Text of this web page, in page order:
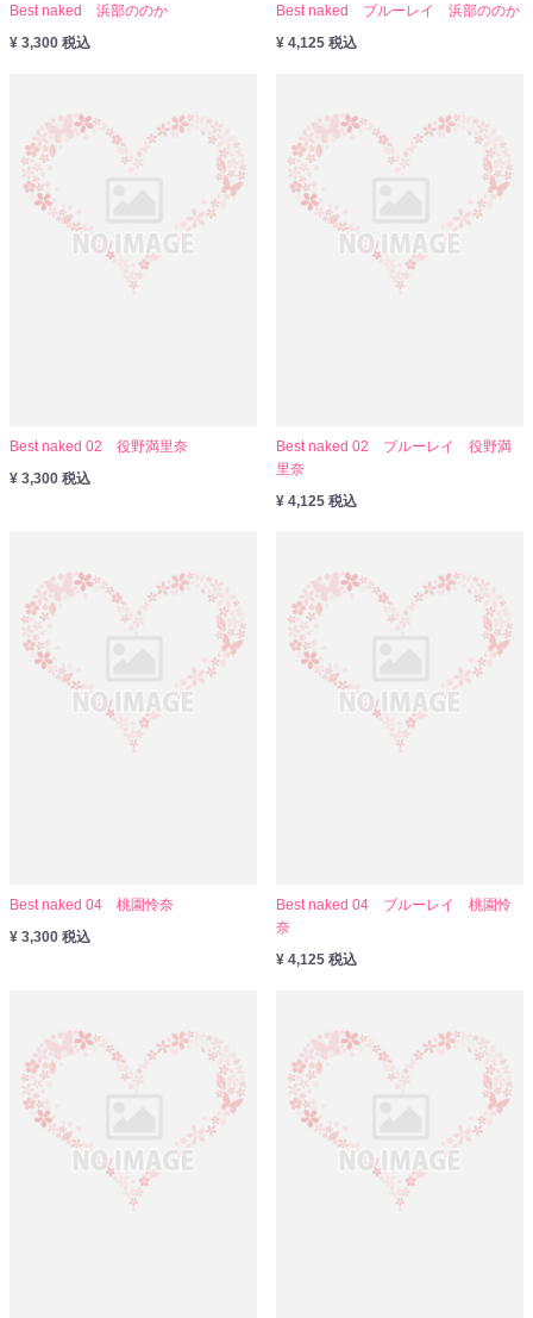
Best naked 浜部ののか
¥ 3,300 税込
Best naked ブルーレイ 浜部ののか
¥ 4,125 税込
Best naked 02 役野満里奈
¥ 3,300 税込
Best naked 02 ブルーレイ 役野満
里奈
¥ 4,125 税込
Best naked 04 桃園怜奈
¥ 3,300 税込
Best naked 04 ブルーレイ 桃園怜
奈
¥ 4,125 税込